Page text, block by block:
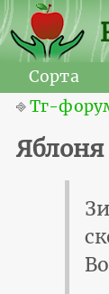
Сорта
⎆Тг-
Яблоня